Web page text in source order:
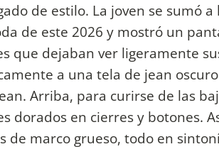
de estilo. La joven se sumó
de este 2026 y mostró un
que dejaban ver ligeramente
a una tela de jean
Arriba, para curirse de las
dorados en cierres y botones.
de marco grueso, todo en